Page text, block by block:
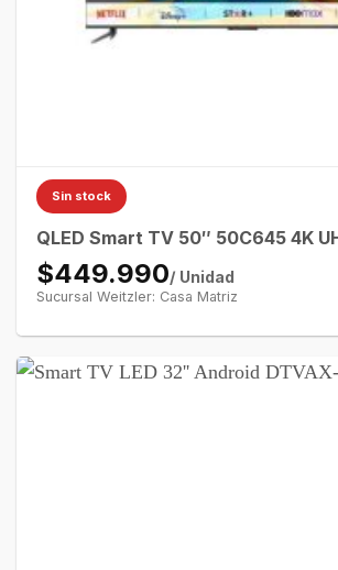
Sin stock
QLED Smart TV 50″ 50C645 4K
$449.990/ Unidad
Sucursal Weitzler: Casa Matriz